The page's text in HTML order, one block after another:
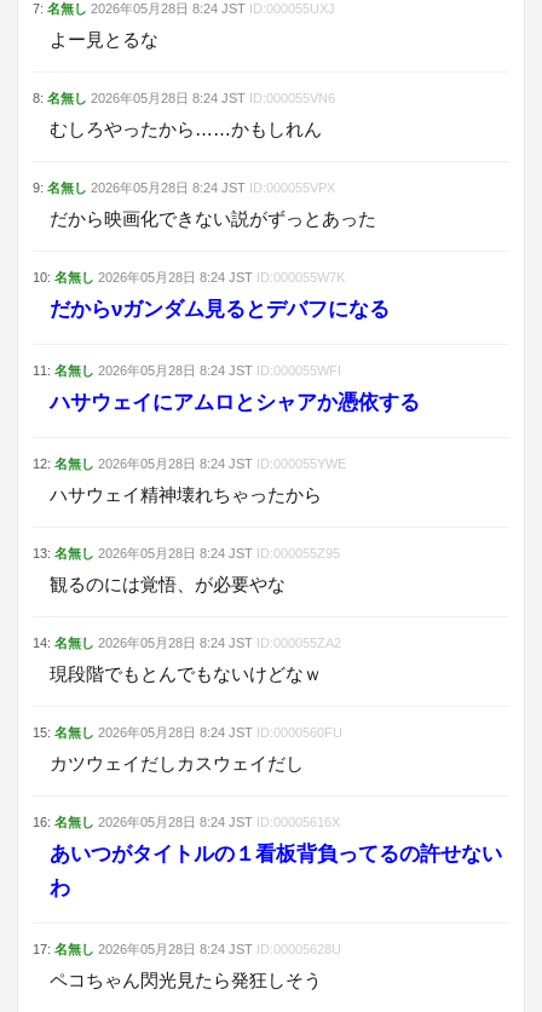
7: 名無し 2026年05月28日 8:24 JST ID:000055UXJ
よー見とるな
8: 名無し 2026年05月28日 8:24 JST ID:000055VN6
むしろやったから……かもしれん
9: 名無し 2026年05月28日 8:24 JST ID:000055VPX
だから映画化できない説がずっとあった
10: 名無し 2026年05月28日 8:24 JST ID:000055W7K
だからνガンダム見るとデバフになる
11 : 名無し 2026年05月28日 8:24 JST ID:000055WFI
ハサウェイにアムロとシャアか憑依する
12: 名無し 2026年05月28日 8:24 JST ID:000055YWE
ハサウェイ精神壊れちゃったから
13: 名無し 2026年05月28日 8:24 JST ID:000055Z95
観るのには覚悟、が必要やな
14: 名無し 2026年05月28日 8:24 JST ID:000055ZA2
現段階でもとんでもないけどなｗ
15: 名無し 2026年05月28日 8:24 JST ID:0000560FU
カツウェイだしカスウェイだし
16: 名無し 2026年05月28日 8:24 JST ID:00005616X
あいつがタイトルの１看板背負ってるの許せない
わ
17: 名無し 2026年05月28日 8:24 JST ID:00005628U
ペコちゃん閃光見たら発狂しそう